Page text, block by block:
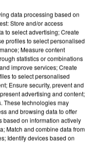
data processing based on
Store and/or access
to select advertising; Create
profiles to select personalised
Measure content
statistics or combinations
improve services; Create
to select personalised
Ensure security, prevent and
advertising and content;
These technologies may
and browsing data to offer
based on information actively
Match and combine data from
Identify devices based on